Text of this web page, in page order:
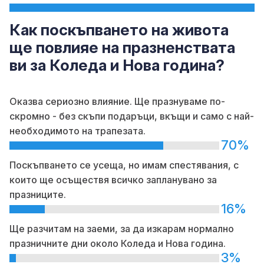
Как поскъпването на живота
ще повлияе на празненствата
ви за Коледа и Нова година?
Оказва сериозно влияние. Ще празнуваме по-
скромно - без скъпи подаръци, вкъщи и само с най-
необходимото на трапезата.
70%
Поскъпването се усеща, но имам спестявания, с
които ще осъществя всичко запланувано за
празниците.
16%
Ще разчитам на заеми, за да изкарам нормално
празничните дни около Коледа и Нова година.
3%